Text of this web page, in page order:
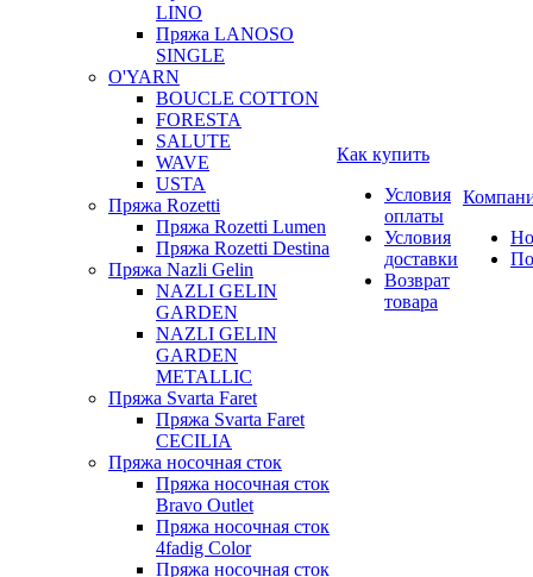
LINO
Пряжа LANOSO
SINGLE
O'YARN
BOUCLE COTTON
FORESTA
SALUTE
WAVE
USTA
Пряжа Rozetti
Пряжа Rozetti Lumen
Пряжа Rozetti Destina
Пряжа Nazli Gelin
NAZLI GELIN
GARDEN
NAZLI GELIN
GARDEN
METALLIC
Пряжа Svarta Faret
Пряжа Svarta Faret
CECILIA
Пряжа носочная сток
Пряжа носочная сток
Bravo Outlet
Пряжа носочная сток
4fadig Color
Пряжа носочная сток
Как купить
Условия
оплаты
Условия
доставки
Возврат
товара